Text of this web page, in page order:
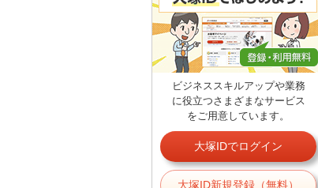
ビジネススキルアップや業務
に役立つさまざまなサービス
をご用意しています。
大塚IDでログイン
大塚ID新規登録（無料）